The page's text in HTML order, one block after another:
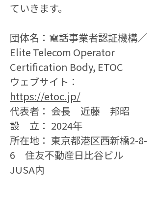
ていきます。
団体名：電話事業者認証機構／
Elite Telecom Operator
Certification Body, ETOC
ウェブサイト：
https://etoc.jp/
代表者： 会長　近藤　邦昭
設　立： 2024年
所在地： 東京都港区西新橋2-8-
6　住友不動産日比谷ビル
JUSA内